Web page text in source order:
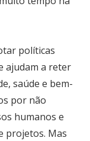
políticas
ajudam a reter
saúde e bem-
por não
humanos e
projetos. Mas